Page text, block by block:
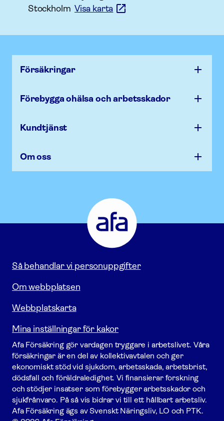
StockholmVisa karta
Försäk­ringar
Förebygga ohälsa och arbets­skador
Kundtjänst
Om oss
Försäkring
Gå
till
startsidan
Så behandlar vi personuppgifter
Om webbplatsen
Webbplatskarta
Mina inställningar för kakor
Afa För­säkring gör vardagen tryggare i arbetslivet. Våra
försäk­ringar är en del av kollektivavtalen och ger
ekonomiskt stöd vid sjukdom, arbetsskada, arbetsbrist,
dödsfall och föräldraledighet. Vi finansierar forskning
och stödjer insatser som förebygger arbets­skador och
sjukfrånvaro. På så vis bidrar vi till ett hållbart arbetsliv.
Afa För­säkring ägs av Svenskt Näringsliv, LO och PTK.